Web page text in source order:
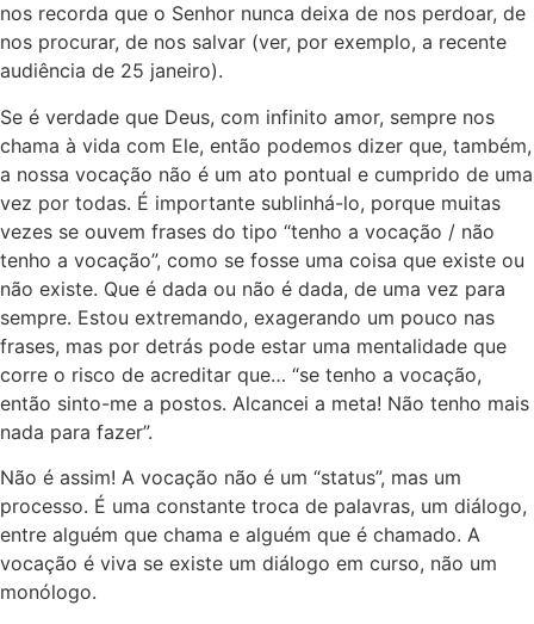
nos recorda que o Senhor nunca deixa de nos perdoar, de
nos procurar, de nos salvar (ver, por exemplo, a recente
audiência de 25 janeiro).
Se é verdade que Deus, com infinito amor, sempre nos
chama à vida com Ele, então podemos dizer que, também,
a nossa vocação não é um ato pontual e cumprido de uma
vez por todas. É importante sublinhá-lo, porque muitas
vezes se ouvem frases do tipo “tenho a vocação / não
tenho a vocação”, como se fosse uma coisa que existe ou
não existe. Que é dada ou não é dada, de uma vez para
sempre. Estou extremando, exagerando um pouco nas
frases, mas por detrás pode estar uma mentalidade que
corre o risco de acreditar que… “se tenho a vocação,
então sinto-me a postos. Alcancei a meta! Não tenho mais
nada para fazer”.
Não é assim! A vocação não é um “status”, mas um
processo. É uma constante troca de palavras, um diálogo,
entre alguém que chama e alguém que é chamado. A
vocação é viva se existe um diálogo em curso, não um
monólogo.